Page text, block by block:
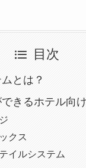
目次
とは？
きるホテル向
クス
イルシステム